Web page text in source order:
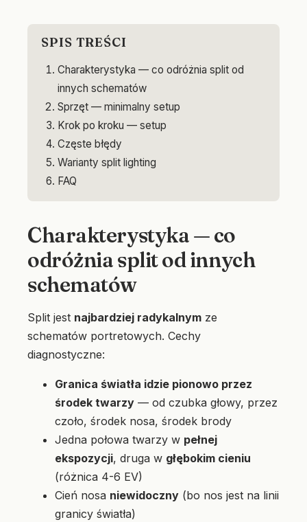
SPIS TREŚCI
Charakterystyka — co odróżnia split od
innych schematów
Sprzęt — minimalny setup
Krok po kroku — setup
Częste błędy
Warianty split lighting
FAQ
Charakterystyka — co
odróżnia split od innych
schematów
Split jest najbardziej radykalnym ze
schematów portretowych. Cechy
diagnostyczne:
Granica światła idzie pionowo przez
środek twarzy — od czubka głowy, przez
czoło, środek nosa, środek brody
Jedna połowa twarzy w pełnej
ekspozycji, druga w głębokim cieniu
(różnica 4-6 EV)
Cień nosa niewidoczny (bo nos jest na linii
granicy światła)